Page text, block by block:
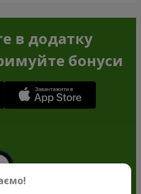
в додатку
бонуси